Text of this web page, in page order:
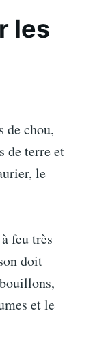
les
de chou,
de terre et
le
feu très
doit
et le